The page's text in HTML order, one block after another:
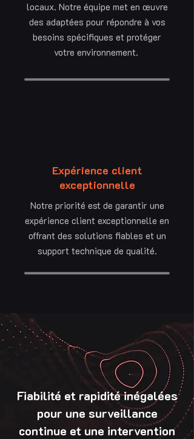
locaux. Notre équipe met en œuvre
des adaptées pour répondre à vos
besoins spécifiques et protéger
votre environnement.
Expérience client
exceptionnelle
Notre priorité est de garantir une
expérience client exceptionnelle en
offrant des solutions fiables et un
support technique de qualité.
Fiabilité et rapidité inégalées
pour une surveillance
continue et une intervention